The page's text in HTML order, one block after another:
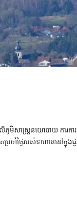
សាស្ត្រនយោបាយ ការការព
រចាំថ្ងៃរបស់ទាហាននៅក្នុង